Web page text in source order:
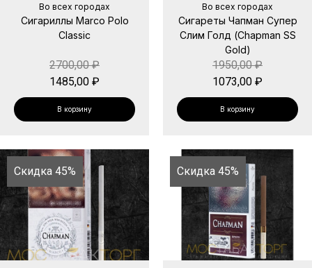
Во всех городах
Сигариллы Marco Polo
Classic
2700,00₽
1485,00 ₽
В корзину
Во всех городах
Сигареты Чапман Супер
Слим Голд (Chapman SS
Gold)
1950,00₽
1073,00 ₽
В корзину
Скидка 45% Скидка 45%